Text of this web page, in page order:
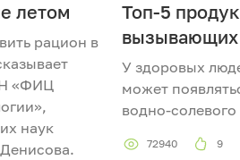
летом
рацион в
«ФИЦ
наук
Топ-5
вызывающих
У здоровых
может
водно-
72940 9